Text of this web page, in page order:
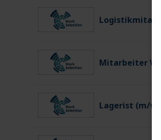
Mitarbeiter
Lagerist (m/w/